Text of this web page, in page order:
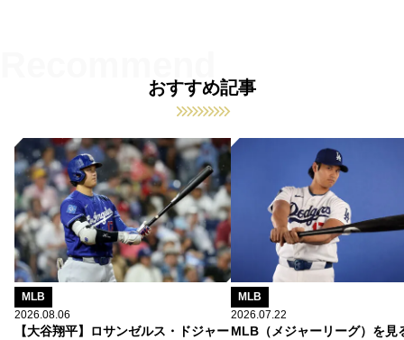
おすすめ記事
MLB
2026.08.06
【大谷翔平】ロサンゼルス・ドジャー
MLB
2026.07.22
MLB（メジャーリーグ）を見